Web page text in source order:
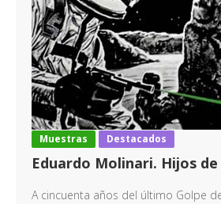
Muestras Destacados
Eduardo Molinari. Hijos
A cincuenta años del último Golpe